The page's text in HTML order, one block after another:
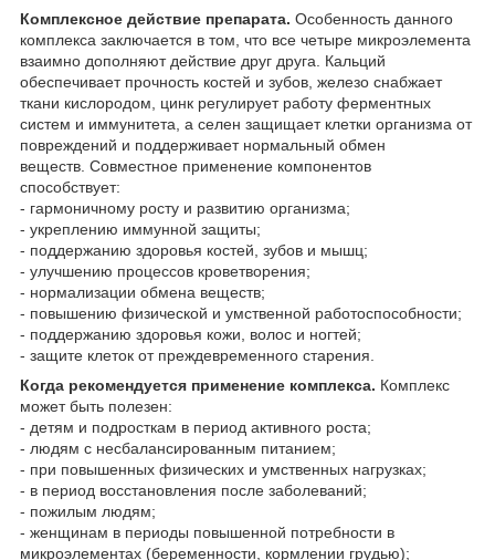
Комплексное действие препарата. Особенность данного
комплекса заключается в том, что все четыре микроэлемента
взаимно дополняют действие друг друга. Кальций
обеспечивает прочность костей и зубов, железо снабжает
ткани кислородом, цинк регулирует работу ферментных
систем и иммунитета, а селен защищает клетки организма от
повреждений и поддерживает нормальный обмен
веществ. Совместное применение компонентов
способствует:
- гармоничному росту и развитию организма;
- укреплению иммунной защиты;
- поддержанию здоровья костей, зубов и мышц;
- улучшению процессов кроветворения;
- нормализации обмена веществ;
- повышению физической и умственной работоспособности;
- поддержанию здоровья кожи, волос и ногтей;
- защите клеток от преждевременного старения.
Когда рекомендуется применение комплекса. Комплекс
может быть полезен:
- детям и подросткам в период активного роста;
- людям с несбалансированным питанием;
- при повышенных физических и умственных нагрузках;
- в период восстановления после заболеваний;
- пожилым людям;
- женщинам в периоды повышенной потребности в
микроэлементах (беременности, кормлении грудью);